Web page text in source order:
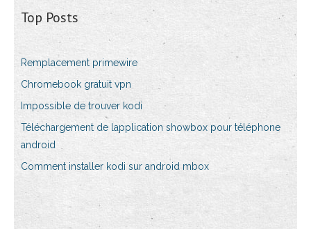
Top Posts
Remplacement primewire
Chromebook gratuit vpn
Impossible de trouver kodi
Téléchargement de lapplication showbox pour téléphone
android
Comment installer kodi sur android mbox